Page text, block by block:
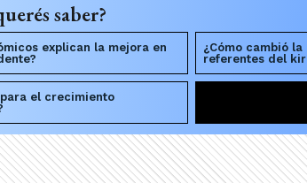
saber?
explican la mejora en
¿Cómo cambió
referentes del
el crecimiento